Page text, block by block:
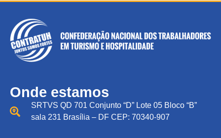
Onde estamos
SRTVS QD 701 Conjunto “D” Lote 05 Bloco “B”
sala 231 Brasília – DF CEP: 70340-907